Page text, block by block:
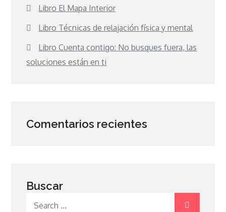
Libro El Mapa Interior
Libro Técnicas de relajación física y mental
Libro Cuenta contigo: No busques fuera, las
soluciones están en ti
Comentarios recientes
Buscar